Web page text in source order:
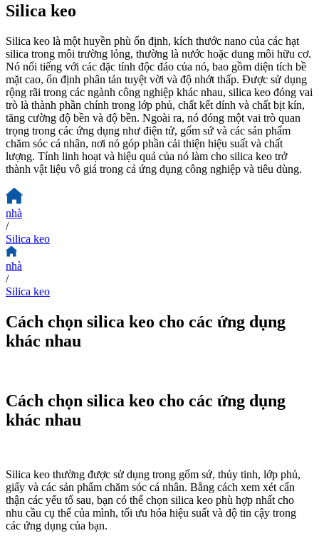
Silica keo
Silica keo là một huyền phù ổn định, kích thước nano của các hạt
silica trong môi trường lỏng, thường là nước hoặc dung môi hữu cơ.
Nó nổi tiếng với các đặc tính độc đáo của nó, bao gồm diện tích bề
mặt cao, ổn định phân tán tuyệt vời và độ nhớt thấp. Được sử dụng
rộng rãi trong các ngành công nghiệp khác nhau, silica keo đóng vai
trò là thành phần chính trong lớp phủ, chất kết dính và chất bịt kín,
tăng cường độ bền và độ bền. Ngoài ra, nó đóng một vai trò quan
trọng trong các ứng dụng như điện tử, gốm sứ và các sản phẩm
chăm sóc cá nhân, nơi nó góp phần cải thiện hiệu suất và chất
lượng. Tính linh hoạt và hiệu quả của nó làm cho silica keo trở
thành vật liệu vô giá trong cả ứng dụng công nghiệp và tiêu dùng.
nhà
/
Silica keo
nhà
/
Silica keo
Cách chọn silica keo cho các ứng dụng
khác nhau
Cách chọn silica keo cho các ứng dụng
khác nhau
Silica keo thường được sử dụng trong gốm sứ, thủy tinh, lớp phủ,
giấy và các sản phẩm chăm sóc cá nhân. Bằng cách xem xét cẩn
thận các yếu tố sau, bạn có thể chọn silica keo phù hợp nhất cho
nhu cầu cụ thể của mình, tối ưu hóa hiệu suất và độ tin cậy trong
các ứng dụng của bạn.